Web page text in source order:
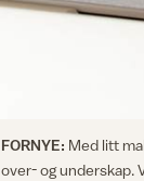
FORNYE: Med litt
over- og underskap.